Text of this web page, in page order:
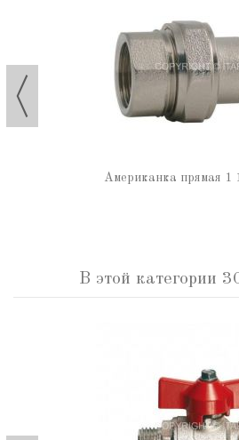
Американка прямая 1
В этой категории